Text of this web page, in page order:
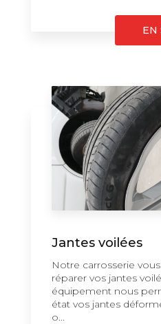
EN
Jantes voilées
Notre carrosserie
réparer vos jantes
équipement nous
état vos jantes
o...